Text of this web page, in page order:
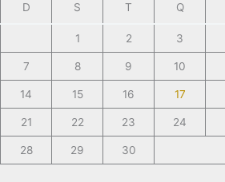
D S T Q
1 2 3
7 8 9 10
14 15 16 17
21 22 23 24
28 29 30